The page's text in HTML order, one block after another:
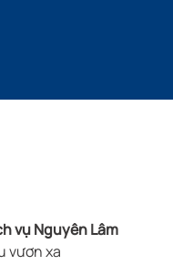
vụ Nguyên Lâm
vươn xa